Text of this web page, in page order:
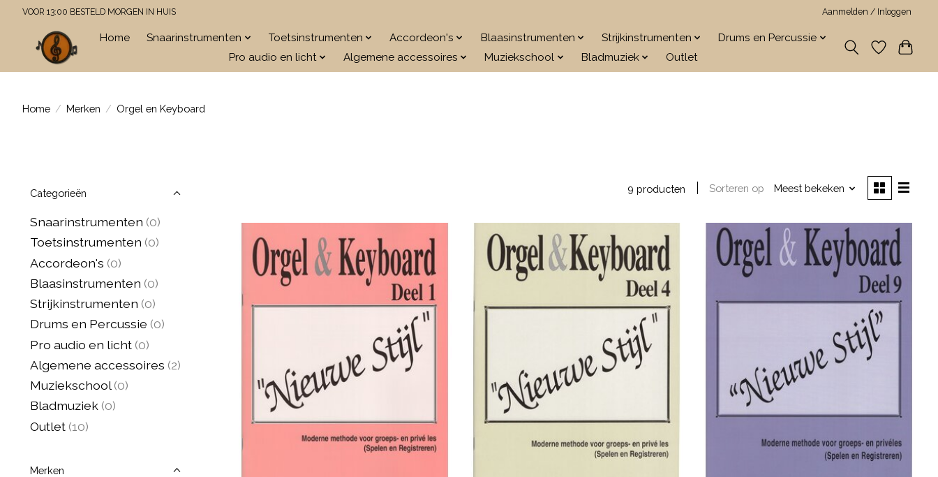
VOOR 13:00 BESTELD MORGEN IN HUIS Aanmelden / Inloggen
Home Snaarinstrumenten Toetsinstrumenten Accordeon's Blaasinstrumenten Strijkinstrumenten
Drums en Percussie
Pro audio en licht
Algemene accessoires Muziekschool Bladmuziek Outlet
Home / Merken / Orgel en Keyboard
Categorieën
Snaarinstrumenten (0)
Toetsinstrumenten (0)
Accordeon's (0)
Blaasinstrumenten (0)
Strijkinstrumenten (0)
Drums en Percussie (0)
Pro audio en licht (0)
Algemene accessoires (2)
Muziekschool (0)
Bladmuziek (0)
Outlet (10)
Merken
9 producten Sorteren op Meest bekeken